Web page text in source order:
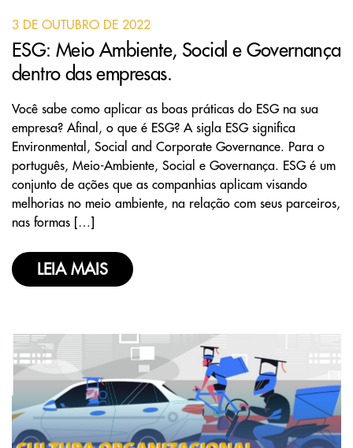
3 DE OUTUBRO DE 2022
ESG: Meio Ambiente, Social e Governança
dentro das empresas.
Você sabe como aplicar as boas práticas do ESG na sua
empresa? Afinal, o que é ESG? A sigla ESG significa
Environmental, Social and Corporate Governance. Para o
português, Meio-Ambiente, Social e Governança. ESG é um
conjunto de ações que as companhias aplicam visando
melhorias no meio ambiente, na relação com seus parceiros,
nas formas […]
LEIA MAIS